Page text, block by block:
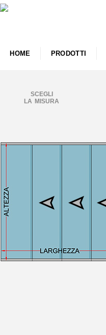
HOME PRODOTTI
SCEGLI
LA MISURA